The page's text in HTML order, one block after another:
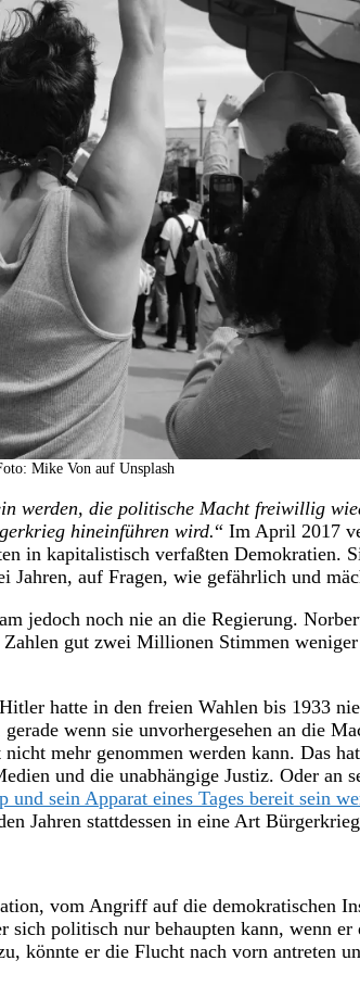
Mike Von auf Unsplash
werden, die politische Macht freiwillig
hineinführen wird.“ Im April 2017
in kapitalistisch verfaßten Demokratien.
auf Fragen, wie gefährlich und
jedoch noch nie an die Regierung.
gut zwei Millionen Stimmen
hatte in den freien Wahlen bis 1933
wenn sie unvorhergesehen an die
mehr genommen werden kann. Das
und die unabhängige Justiz. Oder an
sein Apparat eines Tages bereit sein
Jahren stattdessen in eine Art
vom Angriff auf die demokratischen
politisch nur behaupten kann, wenn
könnte er die Flucht nach vorn antreten